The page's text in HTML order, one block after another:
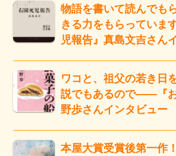
物語を書いて読んでも
きる力をもらってい
児報告』真島文吉さん
ワコと、祖父の若き日
説でもあるので――『
野歩さんインタビュー
本屋大賞受賞後第一作